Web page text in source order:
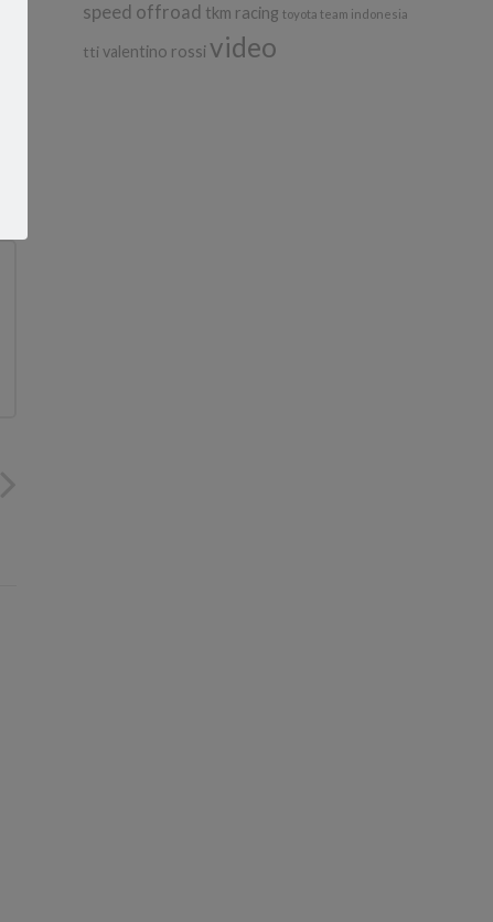
speed offroad tkm racing toyota team indonesia
tti valentino rossi video